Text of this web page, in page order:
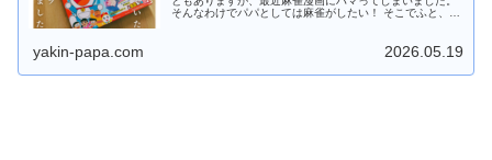
そんなわけでパパとしては麻雀がしたい！ そこでふと、ど
yakin-papa.com 2026.05.19